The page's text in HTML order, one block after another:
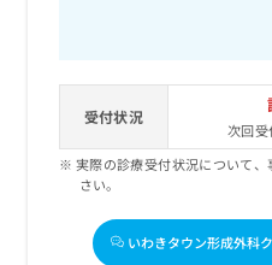
受付状況
次回
実際の診療受付状況について
さい。
いわきタウン形成外科